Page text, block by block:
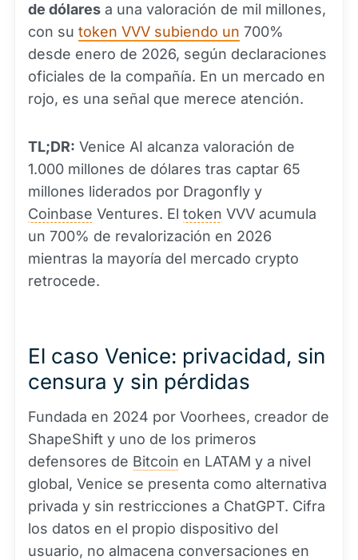
de dólares a una valoración de mil millones,
con su token VVV subiendo un 700%
desde enero de 2026, según declaraciones
oficiales de la compañía. En un mercado en
rojo, es una señal que merece atención.
TL;DR: Venice AI alcanza valoración de
1.000 millones de dólares tras captar 65
millones liderados por Dragonfly y
Coinbase Ventures. El token VVV acumula
un 700% de revalorización en 2026
mientras la mayoría del mercado crypto
retrocede.
El caso Venice: privacidad, sin
censura y sin pérdidas
Fundada en 2024 por Voorhees, creador de
ShapeShift y uno de los primeros
defensores de Bitcoin en LATAM y a nivel
global, Venice se presenta como alternativa
privada y sin restricciones a ChatGPT. Cifra
los datos en el propio dispositivo del
usuario, no almacena conversaciones en